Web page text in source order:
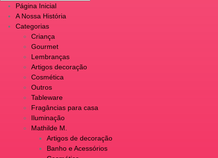
Página Inicial
A Nossa História
Categorias
Criança
Gourmet
Lembranças
Artigos decoração
Cosmética
Outros
Tableware
Fragâncias para casa
Iluminação
Mathilde M.
Artigos de decoração
Banho e Acessórios